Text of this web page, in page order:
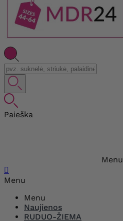
Paieška
Menu

Menu
Menu
Naujienos
RUDUO-ŽIEMA